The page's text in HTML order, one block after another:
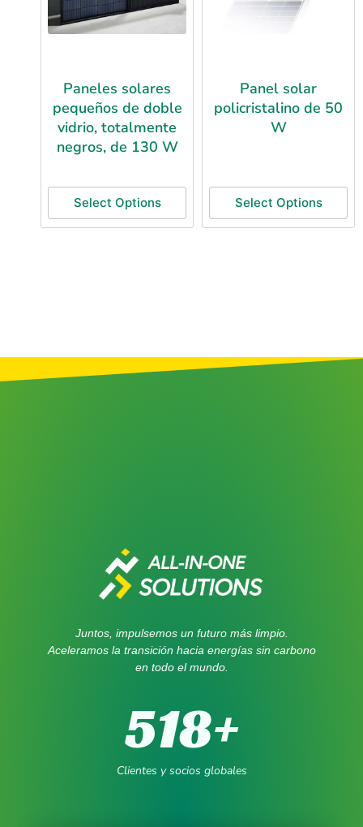
Paneles solares
pequeños de doble
vidrio, totalmente
negros, de 130 W
Select Options
Panel solar
policristalino de 50
W
Select Options
Juntos, impulsemos un futuro más limpio.
Aceleramos la transición hacia energías sin carbono
en todo el mundo.
Clientes y socios globales
518+